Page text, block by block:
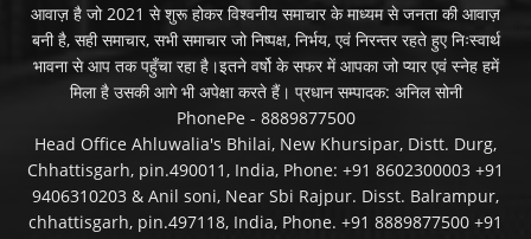
आवाज़ है जो 2021 से शुरू होकर विश्वनीय समाचार के माध्यम से जनता की आवाज़
बनी है, सही समाचार, सभी समाचार जो निष्पक्ष, निर्भय, एवं निरन्तर रहते हुए निःस्वार्थ
भावना से आप तक पहुँचा रहा है।इतने वर्षो के सफर में आपका जो प्यार एवं स्नेह हमें
मिला है उसकी आगे भी अपेक्षा करते हैं। प्रधान सम्पादक: अनिल सोनी
PhonePe - 8889877500
Head Office Ahluwalia's Bhilai, New Khursipar, Distt. Durg,
Chhattisgarh, pin.490011, India, Phone: +91 8602300003 +91
9406310203 & Anil soni, Near Sbi Rajpur. Disst. Balrampur,
chhattisgarh, pin.497118, India, Phone. +91 8889877500 +91